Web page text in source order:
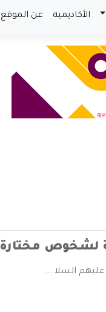
الأكاديمية عن الموقع
لشخوص مختارة
السلا ...